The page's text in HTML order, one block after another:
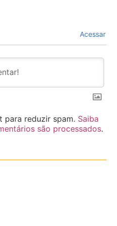
Acessar
para reduzir spam. Saiba
são processados.